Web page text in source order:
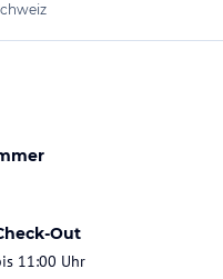
Out
11:00 Uhr